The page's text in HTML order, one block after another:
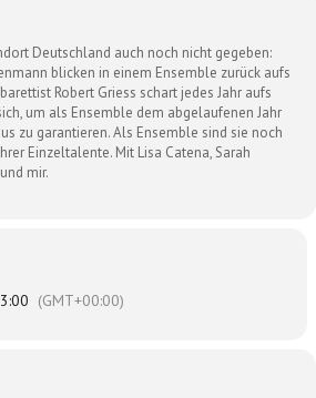
Deutschland auch noch nicht gegeben:
blicken in einem Ensemble zurück aufs
Robert Griess schart jedes Jahr aufs
um als Ensemble dem abgelaufenen Jahr
zu garantieren. Als Ensemble sind sie noch
Einzeltalente. Mit Lisa Catena, Sarah
mir.
(GMT+00:00)